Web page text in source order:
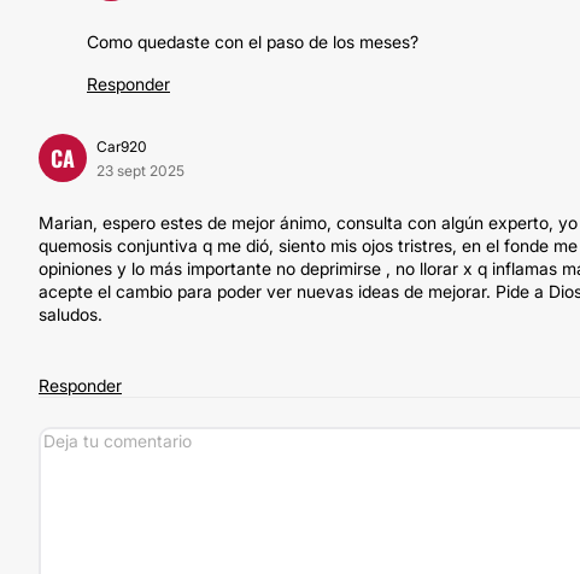
Como quedaste con el paso de los meses?
Responder
CA
Car920
23 sept 2025
Marian, espero estes de mejor ánimo, consulta con algún experto,
quemosis conjuntiva q me dió, siento mis ojos tristres, en el fonde
opiniones y lo más importante no deprimirse , no llorar x q inflamas
acepte el cambio para poder ver nuevas ideas de mejorar. Pide a
saludos.
Responder